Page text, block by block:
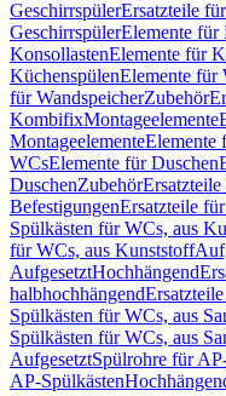
GeschirrspülerErsatzteile
GeschirrspülerElemente für
KonsollastenElemente für
KüchenspülenElemente für
für WandspeicherZubehör
KombifixMontageelemente
MontageelementeElemente
WCsElemente für Duschen
DuschenZubehör
BefestigungenErsatzteile
Spülkästen für WCs, aus
für WCs, aus Kunststoff
AufgesetztHochhängend
halbhochhängend
Spülkästen für WCs, aus
Spülkästen für WCs, aus
AufgesetztSpülrohre für
AP-Spülkästen